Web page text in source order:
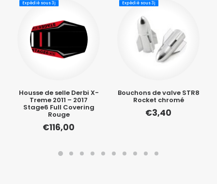
Housse de selle Derbi X-
Treme 2011 – 2017
Stage6 Full Covering
Rouge
€116,00
Expédié sous 3j
Bouchons de valve STR8
Rocket chromé
€3,40
Expédié sous 3j